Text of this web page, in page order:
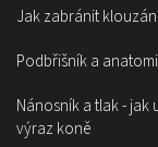
Jak zabránit
Podbřišník a
Nánosník a tlak - jak
výraz koně